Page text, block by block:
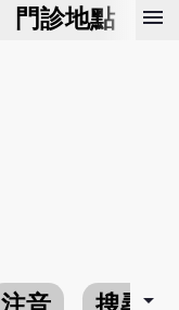
門診地點 預
menu
arrow_drop_down